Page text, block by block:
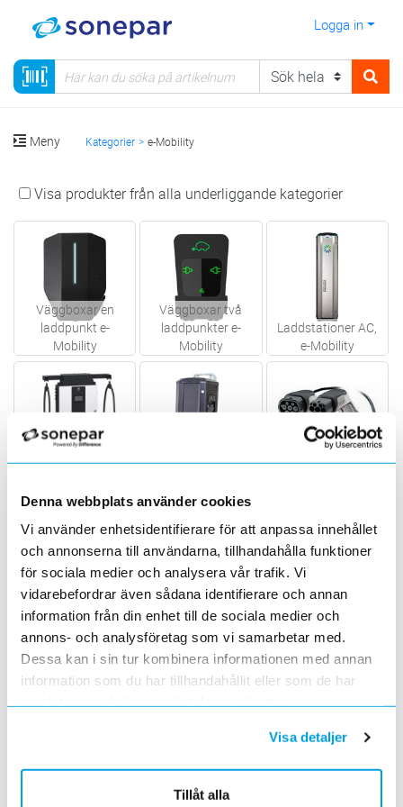
Denna webbplats använder cookies
Vi använder enhetsidentifierare för att anpassa innehållet
och annonserna till användarna, tillhandahålla funktioner
för sociala medier och analysera vår trafik. Vi
vidarebefordrar även sådana identifierare och annan
information från din enhet till de sociala medier och
annons- och analysföretag som vi samarbetar med.
Dessa kan i sin tur kombinera informationen med annan
information som du har tillhandahållit eller som de har
samlat in när du har använt deras tjänster.
Visa detaljer
Tillåt alla
Logga in
Meny Kategorier e-Mobility
Visa produkter från alla underliggande kategorier
Väggboxar en
laddpunkt e-
Mobility
Väggboxar två
laddpunkter e-
Mobility
Laddstationer AC,
e-Mobility
Laddstationer DC,
Tillfällig laddning
Laddkabel e-
Tillbehör e-
mobility
Testinstrument
och verktyg e-
Mobility
Stolpar och
fundament e-
Mobility
e-Mobility
Tjänster e-Mobility
Lastbalansering
och effektvakt e-
Mobility